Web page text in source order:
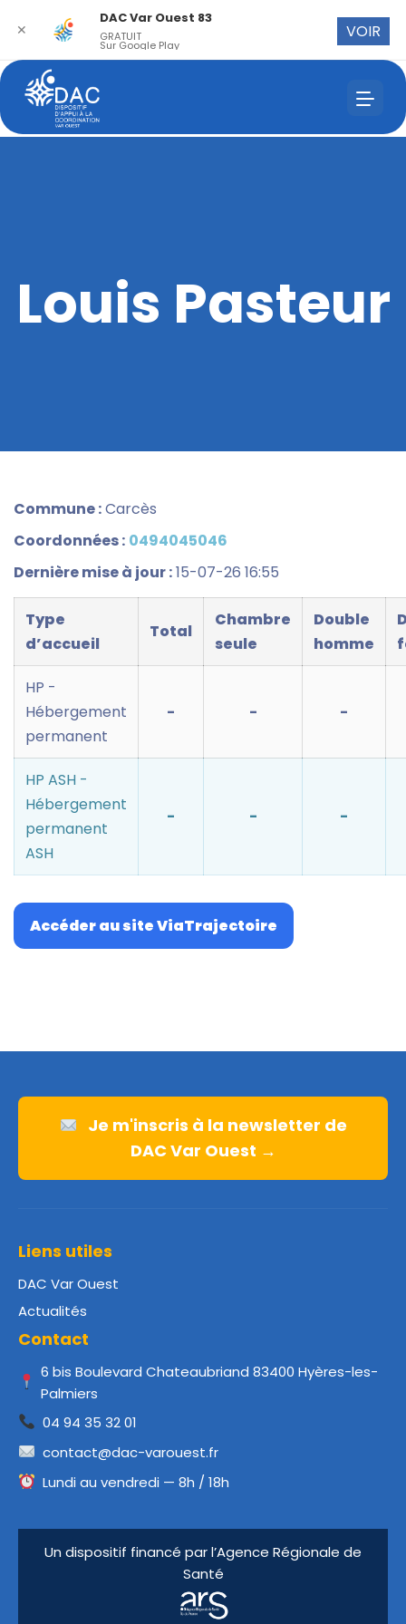
Louis Pasteur
Commune :Carcès
Coordonnées : 0494045046
Dernière mise à jour :15-07-26 16:55
Type
d’accueil
Total
Chambre
seule
Double
homme
HP -
Hébergement
permanent
- - -
HP ASH -
Hébergement
permanent
ASH
- - -
Accéder au site ViaTrajectoire
Je m'inscris à la newsletter de
DAC Var Ouest →
Liens utiles
DAC Var Ouest
Actualités
Contact
6 bis Boulevard Chateaubriand 83400 Hyères-les-
Palmiers
04 94 35 32 01
contact@dac-varouest.fr
Lundi au vendredi — 8h / 18h
Un dispositif financé par l’Agence Régionale de
Santé
✕
DAC Var Ouest 83
GRATUIT
Sur Google Play
VOIR